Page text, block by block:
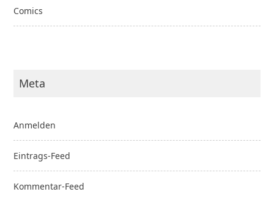
Comics
Meta
Anmelden
Eintrags-Feed
Kommentar-Feed